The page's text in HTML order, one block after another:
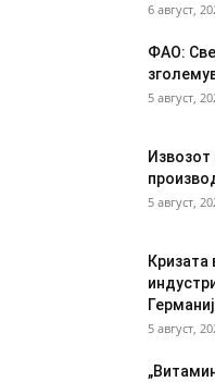
6 август,
ФАО:
5 август,
Извозот
5 август,
5 август,